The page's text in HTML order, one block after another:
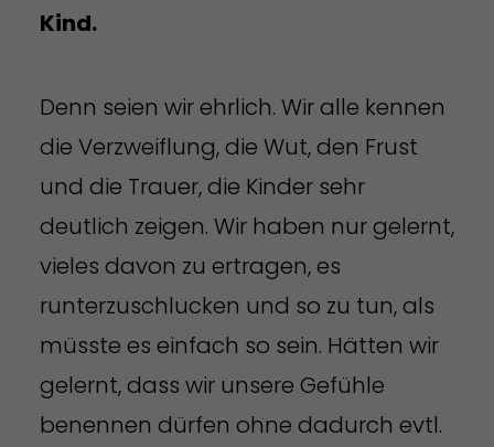
Kind.
Denn seien wir ehrlich. Wir alle kennen
die Verzweiflung, die Wut, den Frust
und die Trauer, die Kinder sehr
deutlich zeigen. Wir haben nur gelernt,
vieles davon zu ertragen, es
runterzuschlucken und so zu tun, als
müsste es einfach so sein. Hätten wir
gelernt, dass wir unsere Gefühle
benennen dürfen ohne dadurch evtl.